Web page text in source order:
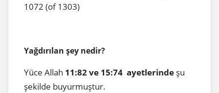
1072 (of 1303)
Yağdırılan şey nedir?
Yüce Allah 11:82 ve 15:74 ayetlerinde şu
şekilde buyurmuştur.